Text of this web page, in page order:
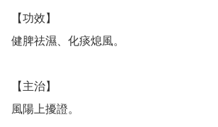
【功效】
健脾祛濕、化痰熄風。
【主治】
風陽上擾證。